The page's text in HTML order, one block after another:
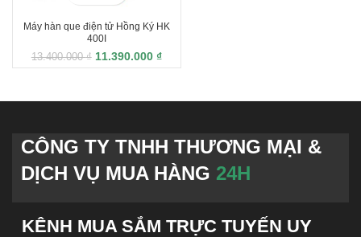
Máy hàn que điện tử Hồng Ký HK
400I
13.400.000₫ 11.390.000 ₫
CÔNG TY TNHH THƯƠNG MẠI &
DỊCH VỤ MUA HÀNG 24H
KÊNH MUA SẮM TRỰC TUYẾN UY